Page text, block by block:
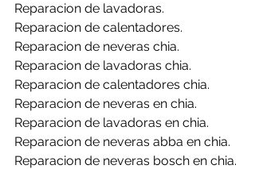
Reparacion de lavadoras.
Reparacion de calentadores.
Reparacion de neveras chia.
Reparacion de lavadoras chia.
Reparacion de calentadores chia.
Reparacion de neveras en chia.
Reparacion de lavadoras en chia.
Reparacion de neveras abba en chia.
Reparacion de neveras bosch en chia.